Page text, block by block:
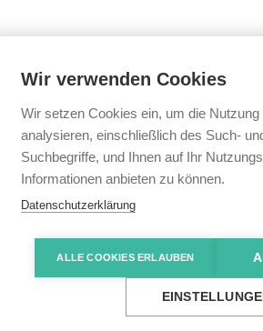
News Alle drei Teams fahren
fahren
Wir verwenden Cookies
Wir setzen Cookies ein, um die
analysieren, einschließlich des Such-
Suchbegriffe, und Ihnen auf Ihr
Informationen anbieten zu können.
Datenschutzerklärung
ALLE COOKIES ERLAUBEN